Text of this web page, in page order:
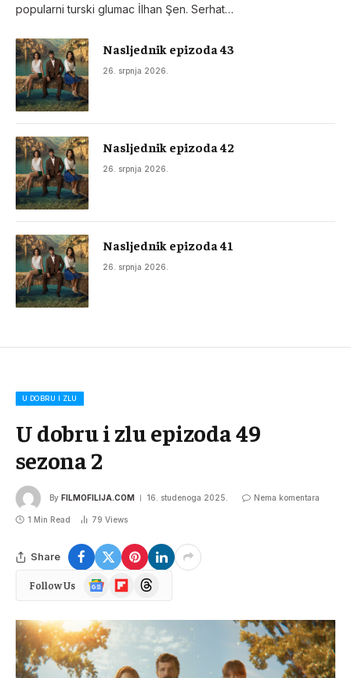
popularni turski glumac İlhan Şen. Serhat…
Nasljednik epizoda 43
26. srpnja 2026.
Nasljednik epizoda 42
26. srpnja 2026.
Nasljednik epizoda 41
26. srpnja 2026.
U DOBRU I ZLU
U dobru i zlu epizoda 49
sezona 2
By FILMOFILIJA.COM 16. studenoga 2025. Nema komentara
1 Min Read 79 Views
Share
Follow Us
Google
News
FlipboardThreads